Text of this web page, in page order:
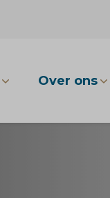
Over ons